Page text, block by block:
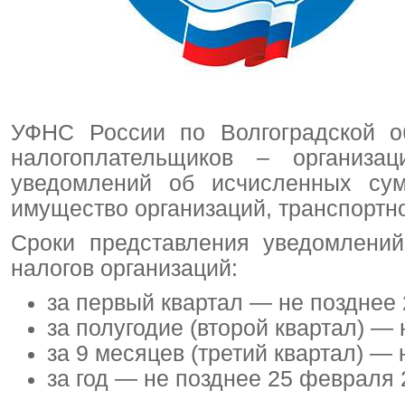
УФНС России по Волгоградской
налогоплательщиков –
уведомлений об исчисленных
имущество организаций,
Сроки представления
налогов организаций:
за первый квартал — не позднее
за полугодие (второй квартал)
за 9 месяцев (третий квартал) —
за год — не позднее 25 февраля